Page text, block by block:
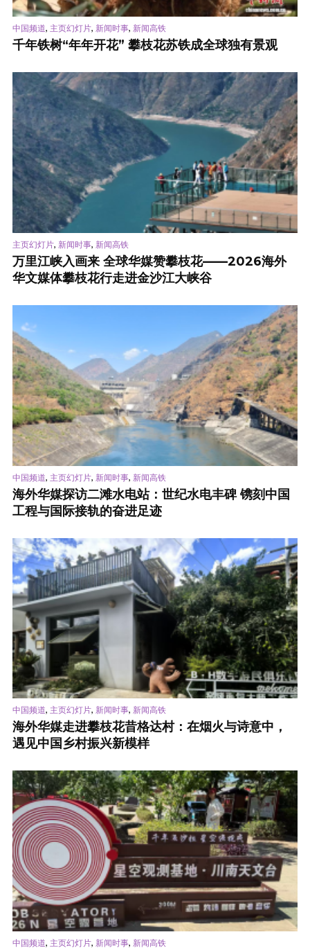
中国频道, 主页幻灯片, 新闻时事, 新闻高铁
千年铁树“年年开花” 攀枝花苏铁成全球独有景观
主页幻灯片, 新闻时事, 新闻高铁
万里江峡入画来 全球华媒赞攀枝花——2026海外
华文媒体攀枝花行走进金沙江大峡谷
中国频道, 主页幻灯片, 新闻时事, 新闻高铁
海外华媒探访二滩水电站：世纪水电丰碑 镌刻中国
工程与国际接轨的奋进足迹
中国频道, 主页幻灯片, 新闻时事, 新闻高铁
海外华媒走进攀枝花昔格达村：在烟火与诗意中，
遇见中国乡村振兴新模样
中国频道, 主页幻灯片, 新闻时事, 新闻高铁